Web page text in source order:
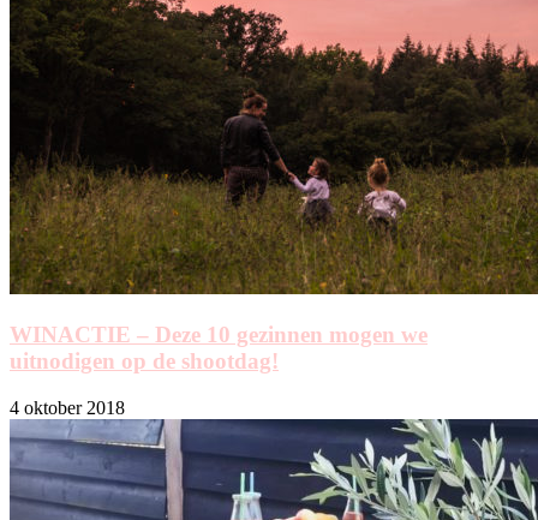
WINACTIE – Deze 10 gezinnen mogen we
uitnodigen op de shootdag!
4 oktober 2018